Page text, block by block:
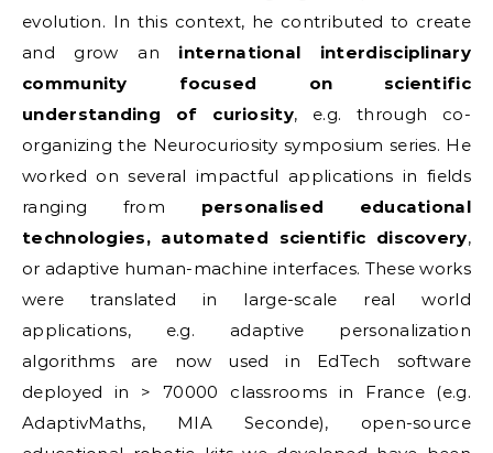
evolution. In this context, he contributed to create
and grow an international interdisciplinary
community focused on scientific
understanding of curiosity, e.g. through co-
organizing the Neurocuriosity symposium series. He
worked on several impactful applications in fields
ranging from personalised educational
technologies, automated scientific discovery,
or adaptive human-machine interfaces. These works
were translated in large-scale real world
applications, e.g. adaptive personalization
algorithms are now used in EdTech software
deployed in > 70000 classrooms in France (e.g.
AdaptivMaths, MIA Seconde), open-source